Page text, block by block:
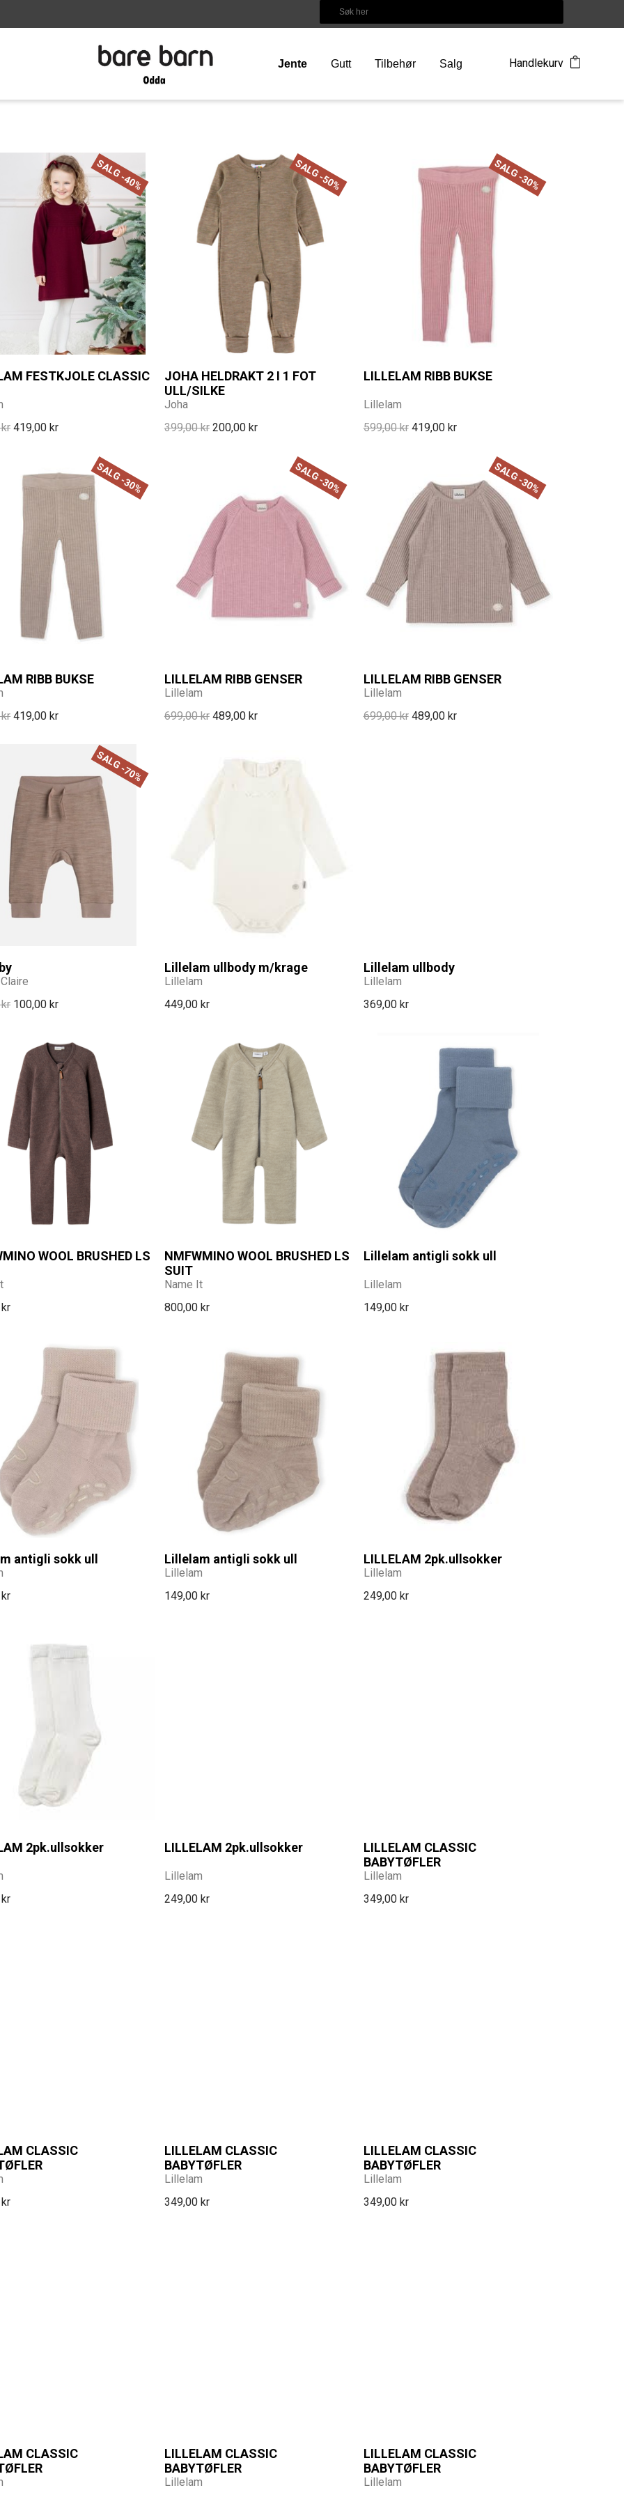
Jente Gutt Tilbehør Salg Handlekurv
FESTKJOLE CLASSIC
419,00 kr
SALG -40%
JOHA HELDRAKT 2 I 1 FOT
ULL/SILKE
Joha
399,00 kr 200,00 kr
SALG -50%
LILLELAM RIBB BUKSE
Lillelam
599,00 kr 419,00 kr
SALG -30%
RIBB BUKSE
419,00 kr
SALG -30%
LILLELAM RIBB GENSER
Lillelam
699,00 kr 489,00 kr
SALG -30%
LILLELAM RIBB GENSER
Lillelam
699,00 kr 489,00 kr
SALG -30%
100,00 kr
SALG -70%
Lillelam ullbody m/krage
Lillelam
449,00 kr
Lillelam ullbody
Lillelam
369,00 kr
WOOL BRUSHED LS
NMFWMINO WOOL BRUSHED LS
SUIT
Name It
800,00 kr
Lillelam antigli sokk ull
Lillelam
149,00 kr
antigli sokk ull Lillelam antigli sokk ull
Lillelam
149,00 kr
LILLELAM 2pk.ullsokker
Lillelam
249,00 kr
2pk.ullsokker LILLELAM 2pk.ullsokker
Lillelam
249,00 kr
LILLELAM CLASSIC
BABYTØFLER
Lillelam
349,00 kr
CLASSIC
LILLELAM CLASSIC
BABYTØFLER
Lillelam
349,00 kr
LILLELAM CLASSIC
BABYTØFLER
Lillelam
349,00 kr
CLASSIC
LILLELAM CLASSIC
BABYTØFLER
Lillelam
LILLELAM CLASSIC
BABYTØFLER
Lillelam